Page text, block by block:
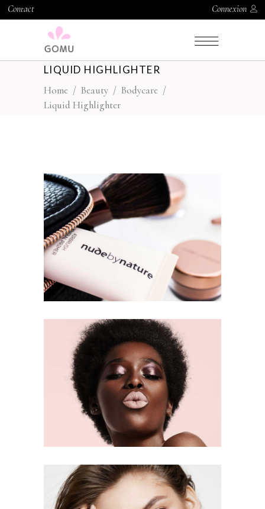
Contact Connexion
LIQUID HIGHLIGHTER
Home / Beauty / Bodycare /
Liquid Highlighter